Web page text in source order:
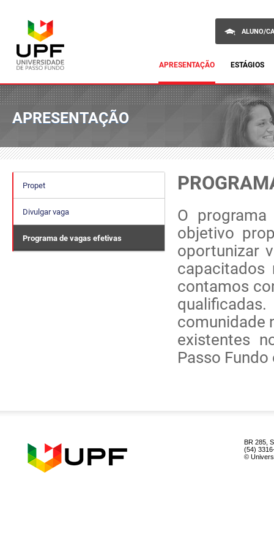
ALUNO/
APRESENTAÇÃO ESTÁGIOS
APRESENTAÇÃO
Propet
Divulgar vaga
Programa de vagas efetivas
O
objetivo
oportunizar
capacitados
contamos
comunidade
existentes
Passo Fundo
BR 285,
(54)
©